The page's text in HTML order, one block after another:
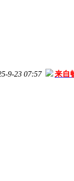
9-23 07:57
来自